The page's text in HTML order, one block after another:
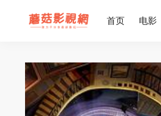
首页 电影